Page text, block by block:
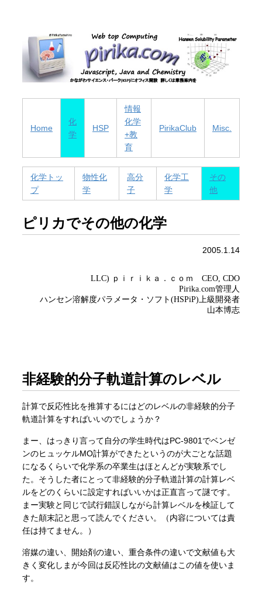
Home
化
学
HSP
情報
化学
+教
育
PirikaClub Misc.
化学トッ
プ
物性化
学
高分
子
化学工
学
その
他
ピリカでその他の化学
2005.1.14
非経験的分子軌道計算のレベル
計算で反応性比を推算するにはどのレベルの非経験的分子
軌道計算をすればいいのでしょうか？
まー、はっきり言って自分の学生時代はPC-9801でベンゼ
ンのヒュッケルMO計算ができたというのが大ごとな話題
になるくらいで化学系の卒業生はほとんどが実験系でし
た。そうした者にとって非経験的分子軌道計算の計算レベ
ルをどのくらいに設定すればいいかは正直言って謎です。
まー実験と同じで試行錯誤しながら計算レベルを検証して
きた顛末記と思って読んでください。（内容については責
任は持てません。）
溶媒の違い、開始剤の違い、重合条件の違いで文献値も大
きく変化しまが今回は反応性比の文献値はこの値を使いま
す。